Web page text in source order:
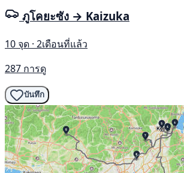
ภูโคยะซัง → Kaizuka
10 จุด · 2เดือนที่แล้ว
287 การดู
บันทึก